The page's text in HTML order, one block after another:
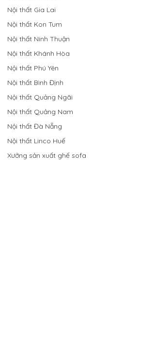
Nội thất Gia Lai
Nội thất Kon Tum
Nội thất Ninh Thuận
Nội thất Khánh Hòa
Nội thất Phú Yên
Nội thất Bình Định
Nội thất Quảng Ngãi
Nội thất Quảng Nam
Nội thất Đà Nẵng
Nội thất Linco Huế
Xưởng sản xuất ghế sofa